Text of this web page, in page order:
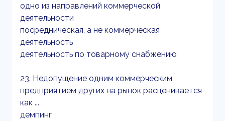
одно из направлений коммерческой
деятельности
посредническая, а не коммерческая
деятельность
деятельность по товарному снабжению
23. Недопущение одним коммерческим
предприятием других на рынок расценивается
как ...
демпинг